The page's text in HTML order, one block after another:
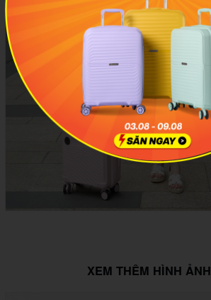
XEM THÊM HÌNH ẢNH